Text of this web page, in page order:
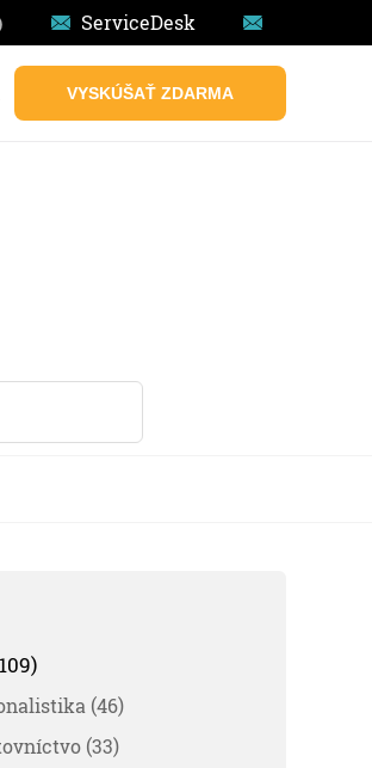
ServiceDesk
VYSKÚŠAŤ ZDARMA
(46)
(33)